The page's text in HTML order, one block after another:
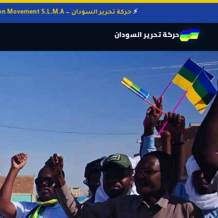
حركة تحرير السودان — Sudan Liberation Movement S.L.M.A
حركة تحرير السودان